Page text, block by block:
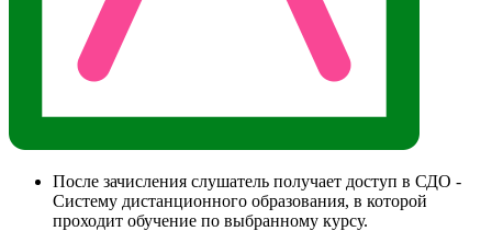
После зачисления слушатель получает доступ в СДО -
Систему дистанционного образования, в которой
проходит обучение по выбранному курсу.